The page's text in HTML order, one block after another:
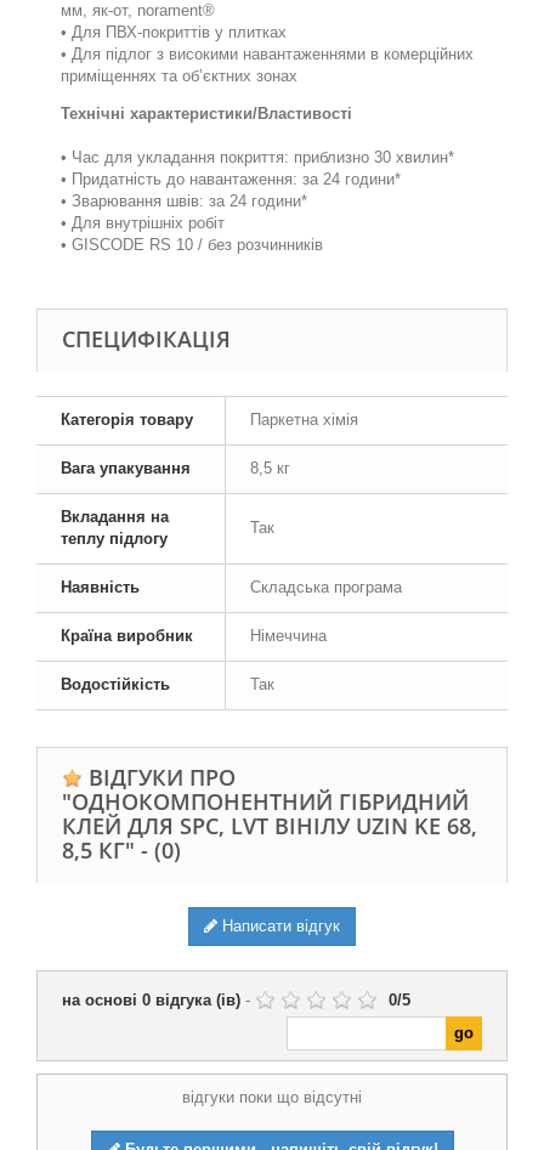
мм, як-от, norament®
• Для ПВХ-покриттів у плитках
• Для підлог з високими навантаженнями в комерційних
приміщеннях та об’єктних зонах
Технічні характеристики/Властивості
• Час для укладання покриття: приблизно 30 хвилин*
• Придатність до навантаження: за 24 години*
• Зварювання швів: за 24 години*
• Для внутрішніх робіт
• GISCODE RS 10 / без розчинників
СПЕЦИФІКАЦІЯ
Категорія товару Паркетна хімія
Вага упакування 8,5 кг
Вкладання на
теплу підлогу
Так
Наявність Складська програма
Країна виробник Німеччина
Водостійкість Так
ВІДГУКИ ПРО
"ОДНОКОМПОНЕНТНИЙ ГІБРИДНИЙ
КЛЕЙ ДЛЯ SPC, LVT ВІНІЛУ UZIN KE 68,
8,5 КГ" - (0)
Написати відгук
на основі 0 відгука (ів) - 0/5
відгуки поки що відсутні